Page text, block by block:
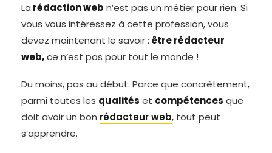
La rédaction web n’est pas un métier pour rien. Si
vous vous intéressez à cette profession, vous
devez maintenant le savoir : être rédacteur
web,ce n’est pas pour tout le monde !
Du moins, pas au début. Parce que concrètement,
parmi toutes les qualités et compétences que
doit avoir un bon rédacteur web, tout peut
s’apprendre.